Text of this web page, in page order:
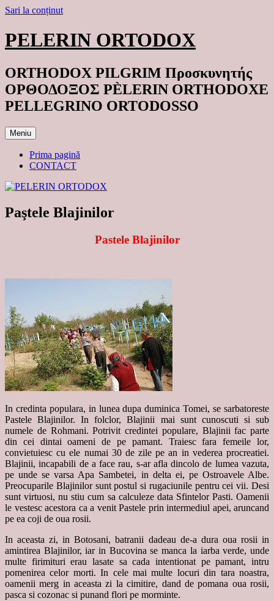
Sari la conținut
PELERIN ORTODOX
ORTHODOX PILGRIM Προσκυνητής
ΟΡΘΟΔΟΞΟΣ PÈLERIN ORTHODOXE
PELLEGRINO ORTODOSSO
Meniu
Prima pagină
CONTACT
Paştele Blajinilor
Pastele Blajinilor
In credinta populara, in lunea dupa duminica Tomei, se sarbatoreste
Pastele Blajinilor. In folclor, Blajinii mai sunt cunoscuti si sub
numele de Rohmani. Potrivit credintei populare, Blajinii fac parte
din cei dintai oameni de pe pamant. Traiesc fara femeile lor,
convietuiesc cu ele numai 30 de zile pe an in vederea procreatiei.
Blajinii, incapabili de a face rau, s-ar afla dincolo de lumea vazuta,
pe unde se varsa Apa Sambetei, in delta ei, pe Ostroavele Albe.
Preocuparile Blajinilor sunt postul si rugaciunile pentru cei vii. Desi
sunt virtuosi, nu stiu cum sa calculeze data Sfintelor Pasti. Oamenii
le vestesc acestora ca a venit Pastele prin intermediul apei, aruncand
pe ea coji de oua rosii.
In aceasta zi, in Botosani, batranii dadeau de-a dura oua rosii in
amintirea Blajinilor, iar in Bucovina se manca la iarba verde, unde
multe firimituri erau lasate sa cada intentionat pe pamant, intru
pomenirea celor morti. In cele mai multe locuri din tara noastra,
oamenii merg in aceasta zi la cimitire, dand de pomana oua rosii,
pasca si cozonac si punand flori pe morminte.